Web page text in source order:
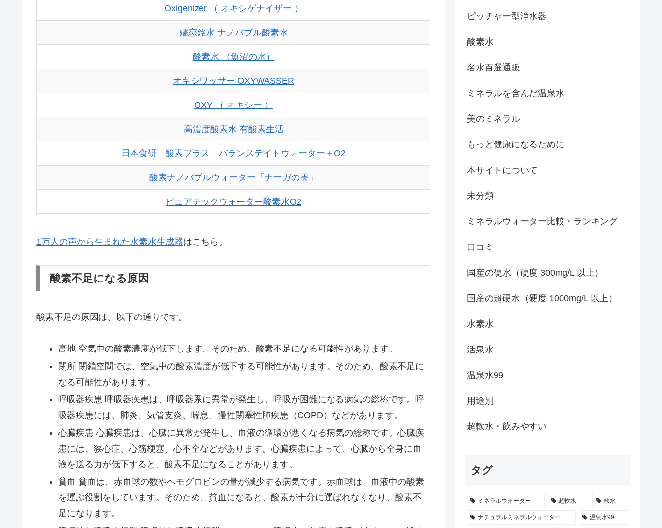
Oxigenizer （ オキシゲナイザー ）
嬬恋銘水 ナノバブル酸素水
酸素水 （魚沼の水）
オキシワッサー OXYWASSER
OXY （ オキシー ）
高濃度酸素水 有酸素生活
日本食研 酸素プラス バランスデイトウォーター＋O2
酸素ナノバブルウォーター「ナーガの雫」
ピュアテックウォーター酸素水O2
1万人の声から生まれた水素水生成器はこちら。
酸素不足になる原因
酸素不足の原因は、以下の通りです。
高地 空気中の酸素濃度が低下します。そのため、酸素不足になる可能性があります。
閉所 閉鎖空間では、空気中の酸素濃度が低下する可能性があります。そのため、酸素不足に
なる可能性があります。
呼吸器疾患 呼吸器疾患は、呼吸器系に異常が発生し、呼吸が困難になる病気の総称です。呼
吸器疾患には、肺炎、気管支炎、喘息、慢性閉塞性肺疾患（COPD）などがあります。
心臓疾患 心臓疾患は、心臓に異常が発生し、血液の循環が悪くなる病気の総称です。心臓疾
患には、狭心症、心筋梗塞、心不全などがあります。心臓疾患によって、心臓から全身に血
液を送る力が低下すると、酸素不足になることがあります。
貧血 貧血は、赤血球の数やヘモグロビンの量が減少する病気です。赤血球は、血液中の酸素
を運ぶ役割をしています。そのため、貧血になると、酸素が十分に運ばれなくなり、酸素不
足になります。
ピッチャー型浄水器
酸素水
名水百選通販
ミネラルを含んだ温泉水
美のミネラル
もっと健康になるために
本サイトについて
未分類
ミネラルウォーター比較・ランキング
口コミ
国産の硬水（硬度 300mg/L 以上）
国産の超硬水（硬度 1000mg/L 以上）
水素水
活泉水
温泉水99
用途別
超軟水・飲みやすい
タグ
ミネラルウォーター 超軟水 軟水
ナチュラルミネラルウォーター 温泉水99